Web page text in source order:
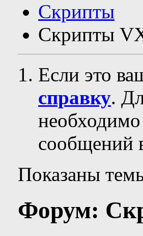
Скрипты
Скрипты
Если это
справку.
необходимо
сообщений
Показаны
Форум: